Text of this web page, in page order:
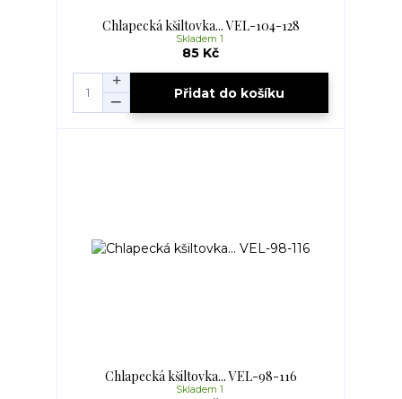
Chlapecká kšiltovka... VEL-104-128
85 Kč
Skladem 1
Přidat do košíku
Chlapecká kšiltovka... VEL-98-116
Skladem 1